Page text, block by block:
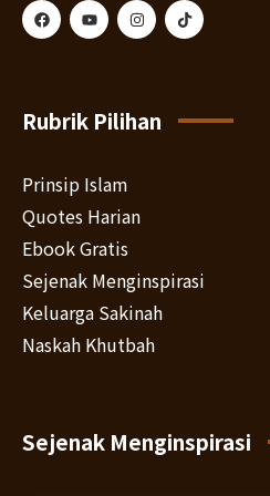
Rubrik Pilihan
Prinsip Islam
Quotes Harian
Ebook Gratis
Sejenak Menginspirasi
Keluarga Sakinah
Naskah Khutbah
Sejenak Menginspirasi